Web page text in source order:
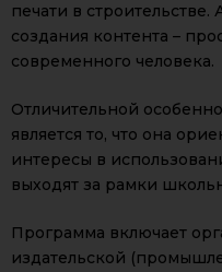
печати в
создания контента –
современного человека.
Отличительной
является то, что она
интересы в
выходят за рамки
Программа включает
издательской